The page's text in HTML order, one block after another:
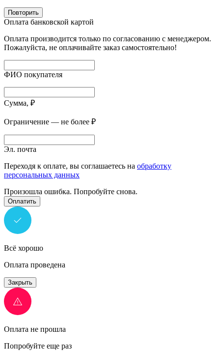
Повторить
Оплата банковской картой
Оплата производится только по согласованию с менеджером.
Пожалуйста, не оплачивайте заказ самостоятельно!
ФИО покупателя
Сумма, ₽
Ограничение — не более ₽
Эл. почта
Переходя к оплате, вы соглашаетесь на обработку
персональных данных
Произошла ошибка. Попробуйте снова.
Оплатить
Всё хорошо
Оплата проведена
Закрыть
Оплата не прошла
Попробуйте еще раз